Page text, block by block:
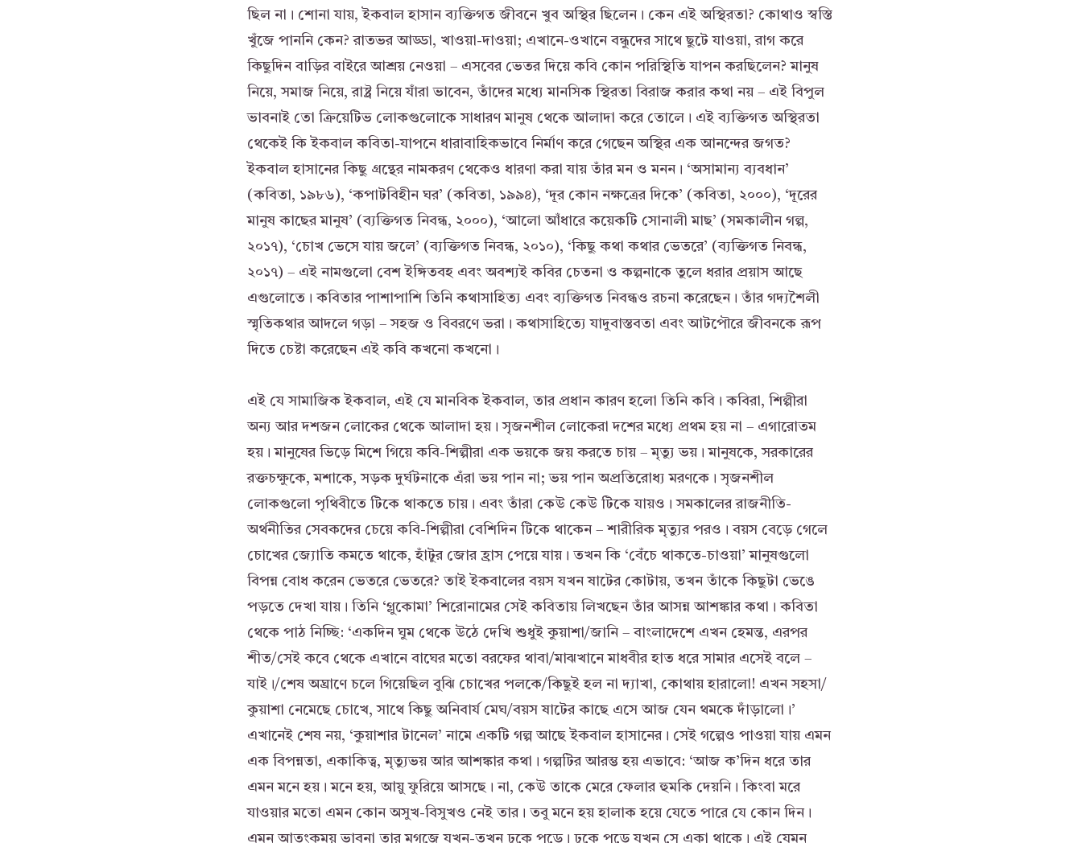
ছিল না। শোনা যায়, ইকবাল হাসান ব্যক্তিগত জীবনে খুব অস্থির ছিলেন। কেন এই অস্থিরতা? কোথাও স্বস্তি
খুঁজে পাননি কেন? রাতভর আড্ডা, খাওয়া-দাওয়া; এখানে-ওখানে বন্ধুদের সাথে ছুটে যাওয়া, রাগ করে
কিছুদিন বাড়ির বাইরে আশ্রয় নেওয়া – এসবের ভেতর দিয়ে কবি কোন পরিস্থিতি যাপন করছিলেন? মানুষ
নিয়ে, সমাজ নিয়ে, রাষ্ট্র নিয়ে যাঁরা ভাবেন, তাঁদের মধ্যে মানসিক স্থিরতা বিরাজ করার কথা নয় – এই বিপুল
ভাবনাই তো ক্রিয়েটিভ লোকগুলোকে সাধারণ মানুষ থেকে আলাদা করে তোলে। এই ব্যক্তিগত অস্থিরতা
থেকেই কি ইকবাল কবিতা-যাপনে ধারাবাহিকভাবে নির্মাণ করে গেছেন অস্থির এক আনন্দের জগত?
ইকবাল হাসানের কিছু গ্রন্থের নামকরণ থেকেও ধারণা করা যায় তাঁর মন ও মনন। ‘অসামান্য ব্যবধান’
(কবিতা, ১৯৮৬), ‘কপাটবিহীন ঘর’ (কবিতা, ১৯৯৪), ‘দূর কোন নক্ষত্রের দিকে’ (কবিতা, ২০০০), ‘দূরের
মানুষ কাছের মানুষ’ (ব্যক্তিগত নিবন্ধ, ২০০০), ‘আলো আঁধারে কয়েকটি সোনালী মাছ’ (সমকালীন গল্প,
২০১৭), ‘চোখ ভেসে যায় জলে’ (ব্যক্তিগত নিবন্ধ, ২০১০), ‘কিছু কথা কথার ভেতরে’ (ব্যক্তিগত নিবন্ধ,
২০১৭) – এই নামগুলো বেশ ইঙ্গিতবহ এবং অবশ্যই কবির চেতনা ও কল্পনাকে তুলে ধরার প্রয়াস আছে
এগুলোতে। কবিতার পাশাপাশি তিনি কথাসাহিত্য এবং ব্যক্তিগত নিবন্ধও রচনা করেছেন। তাঁর গদ্যশৈলী
স্মৃতিকথার আদলে গড়া – সহজ ও বিবরণে ভরা। কথাসাহিত্যে যাদুবাস্তবতা এবং আটপৌরে জীবনকে রূপ
দিতে চেষ্টা করেছেন এই কবি কখনো কখনো।
এই যে সামাজিক ইকবাল, এই যে মানবিক ইকবাল, তার প্রধান কারণ হলো তিনি কবি। কবিরা, শিল্পীরা
অন্য আর দশজন লোকের থেকে আলাদা হয়। সৃজনশীল লোকেরা দশের মধ্যে প্রথম হয় না – এগারোতম
হয়। মানুষের ভিড়ে মিশে গিয়ে কবি-শিল্পীরা এক ভয়কে জয় করতে চায় – মৃত্যু ভয়। মানুষকে, সরকারের
রক্তচক্ষুকে, মশাকে, সড়ক দুর্ঘটনাকে এঁরা ভয় পান না; ভয় পান অপ্রতিরোধ্য মরণকে। সৃজনশীল
লোকগুলো পৃথিবীতে টিকে থাকতে চায়। এবং তাঁরা কেউ কেউ টিকে যায়ও। সমকালের রাজনীতি-
অর্থনীতির সেবকদের চেয়ে কবি-শিল্পীরা বেশিদিন টিকে থাকেন – শারীরিক মৃত্যুর পরও। বয়স বেড়ে গেলে
চোখের জ্যোতি কমতে থাকে, হাঁটুর জোর হ্রাস পেয়ে যায়। তখন কি ‘বেঁচে থাকতে-চাওয়া’ মানুষগুলো
বিপন্ন বোধ করেন ভেতরে ভেতরে? তাই ইকবালের বয়স যখন ষাটের কোটায়, তখন তাঁকে কিছুটা ভেঙে
পড়তে দেখা যায়। তিনি ‘গ্লুকোমা’ শিরোনামের সেই কবিতায় লিখছেন তাঁর আসন্ন আশঙ্কার কথা। কবিতা
থেকে পাঠ নিচ্ছি: ‘একদিন ঘুম থেকে উঠে দেখি শুধুই কুয়াশা/জানি – বাংলাদেশে এখন হেমন্ত, এরপর
শীত/সেই কবে থেকে এখানে বাঘের মতো বরফের থাবা/মাঝখানে মাধবীর হাত ধরে সামার এসেই বলে –
যাই।/শেষ অঘ্রাণে চলে গিয়েছিল বুঝি চোখের পলকে/কিছুই হল না দ্যাখা, কোথায় হারালো! এখন সহসা/
কুয়াশা নেমেছে চোখে, সাথে কিছু অনিবার্য মেঘ/বয়স ষাটের কাছে এসে আজ যেন থমকে দাঁড়ালো।’
এখানেই শেষ নয়, ‘কুয়াশার টানেল’ নামে একটি গল্প আছে ইকবাল হাসানের। সেই গল্পেও পাওয়া যায় এমন
এক বিপন্নতা, একাকিত্ব, মৃত্যুভয় আর আশঙ্কার কথা। গল্পটির আরম্ভ হয় এভাবে: ‘আজ ক’দিন ধরে তার
এমন মনে হয়। মনে হয়, আয়ু ফুরিয়ে আসছে। না, কেউ তাকে মেরে ফেলার হুমকি দেয়নি। কিংবা মরে
যাওয়ার মতো এমন কোন অসুখ-বিসুখও নেই তার। তবু মনে হয় হালাক হয়ে যেতে পারে যে কোন দিন।
এমন আতংকময় ভাবনা তার মগজে যখন-তখন ঢুকে পড়ে। ঢুকে পড়ে যখন সে একা থাকে। এই যেমন